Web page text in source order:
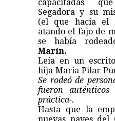
capacitadas
Segadora y su
(el que hacía el
atando el fajo de
se había
Marín.
Leía en un
hija María Pilar
Se rodeó de
fueron auténticos
práctica-.
Hasta que la